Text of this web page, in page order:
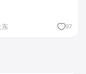
东 97